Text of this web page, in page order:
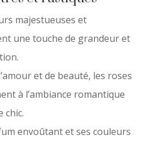
majestueuses et
une touche de grandeur et
et de beauté, les roses
à l’ambiance romantique
chic.
envoûtant et ses couleurs